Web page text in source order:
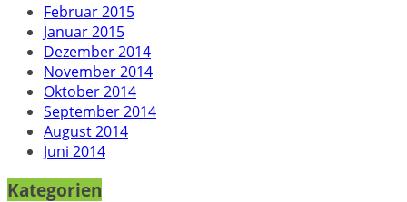
Februar 2015
Januar 2015
Dezember 2014
November 2014
Oktober 2014
September 2014
August 2014
Juni 2014
Kategorien